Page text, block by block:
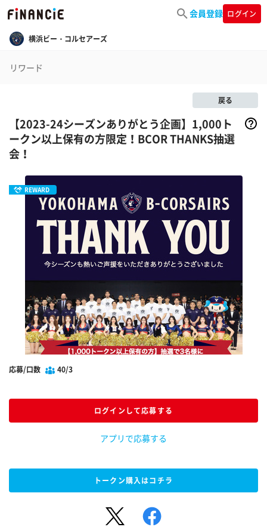
会員登録 ログイン
横浜ビー・コルセアーズ
リワード
戻る
【2023-24シーズンありがとう企画】1,000ト
ークン以上保有の方限定！BCOR THANKS抽選
会！
REWARD
ログインして応募する
アプリで応募する
応募/口数 40/3
トークン購入はコチラ